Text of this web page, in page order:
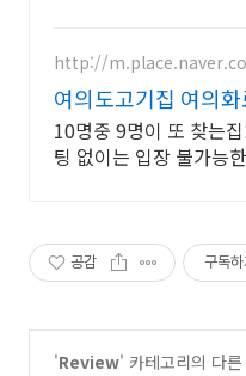
http://
여의도고기집 여의
서비스, 대나무숲 힐
10명중 9명이 또 찾는
팅 없이는 입장 불가능한 맛
공감 구독하
'Review' 카테고리의 다